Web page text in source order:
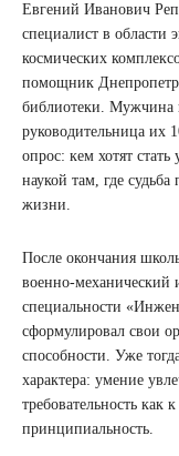
Евгений Иванович
специалист в области
космических
помощник
библиотеки. Мужчина
руководительница их
опрос: кем хотят
наукой там, где
жизни.
После окончания
военно-механический
специальности
сформулировал свои
способности. Уже
характера: умение
требовательность как
принципиальность.